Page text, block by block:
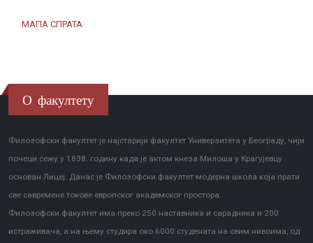
МАПА СПРАТА
О факултету
Филозофски факултет је најстарији факултет Универзитета у Београду, чији
почеци сежу у 1838. годину када је актом кнеза Милоша у Крагујевцу
основан Лицеј. Данас је Филозофски факултет модерна школа која прати
све савремене токове европског академског простора.
Филозофски факултет има преко 250 наставника и сарадника и 200
истраживача, а на њему студира око 6000 студената на свим нивоима, од